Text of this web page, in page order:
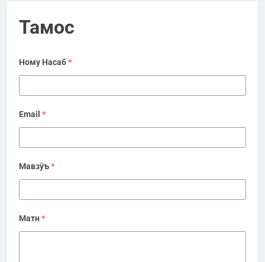
Тамос
Ному Насаб*
Email *
Мавзӯъ*
Матн*